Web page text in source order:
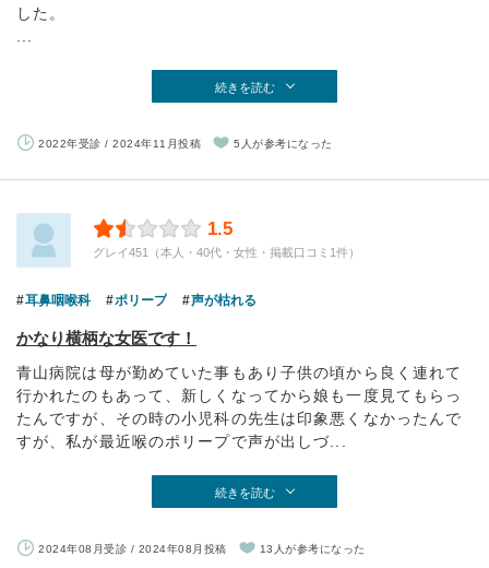
した。
続きを読む
2022年受診 / 2024年11月投稿 5人が参考になった
1.5
グレイ451（本人・40代・女性・掲載口コミ1件）
耳鼻咽喉科 ポリープ 声が枯れる
かなり横柄な女医です！
青山病院は母が勤めていた事もあり子供の頃から良く連れて
行かれたのもあって、新しくなってから娘も一度見てもらっ
たんですが、その時の小児科の先生は印象悪くなかったんで
すが、私が最近喉のポリープで声が出しづ...
続きを読む
2024年08月受診 / 2024年08月投稿 13人が参考になった